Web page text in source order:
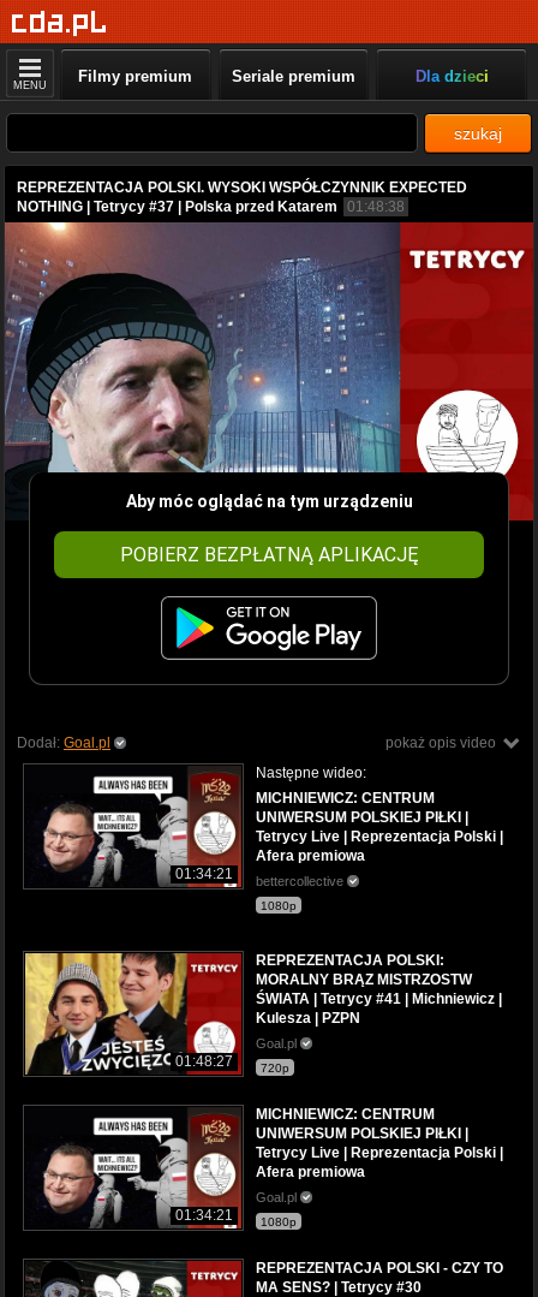
MENU Filmy premium Seriale premium Dla dzieci
szukaj
REPREZENTACJA POLSKI. WYSOKI WSPÓŁCZYNNIK EXPECTED
NOTHING | Tetrycy #37 | Polska przed Katarem
01:48:38
Aby móc oglądać na tym urządzeniu
POBIERZ BEZPŁATNĄ APLIKACJĘ
pokaż opis video
Dodał: Goal.pl
01:34:21
Następne wideo:
MICHNIEWICZ: CENTRUM
UNIWERSUM POLSKIEJ PIŁKI |
Tetrycy Live | Reprezentacja Polski |
Afera premiowa
bettercollective
1080p
01:48:27
REPREZENTACJA POLSKI:
MORALNY BRĄZ MISTRZOSTW
ŚWIATA | Tetrycy #41 | Michniewicz |
Kulesza | PZPN
Goal.pl
720p
01:34:21
MICHNIEWICZ: CENTRUM
UNIWERSUM POLSKIEJ PIŁKI |
Tetrycy Live | Reprezentacja Polski |
Afera premiowa
Goal.pl
1080p
REPREZENTACJA POLSKI - CZY TO
MA SENS? | Tetrycy #30